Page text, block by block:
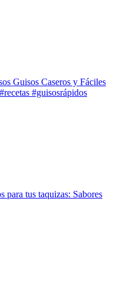
Guisos Caseros y Fáciles
#guisosrápidos
para tus taquizas: Sabores